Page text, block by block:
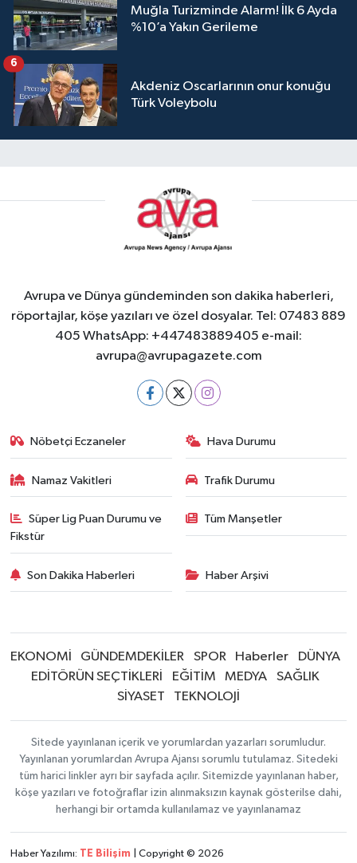
Muğla Turizminde Alarm! İlk 6 Ayda
%10’a Yakın Gerileme
Akdeniz Oscarlarının onur konuğu
Türk Voleybolu
6
Avrupa ve Dünya gündeminden son dakika haberleri,
röportajlar, köşe yazıları ve özel dosyalar. Tel: 07483 889
405 WhatsApp: +447483889405 e-mail:
avrupa@avrupagazete.com
Nöbetçi Eczaneler Hava Durumu
Namaz Vakitleri Trafik Durumu
Süper Lig Puan Durumu ve
Fikstür
Tüm Manşetler
Son Dakika Haberleri Haber Arşivi
EKONOMİ GÜNDEMDEKİLER SPOR Haberler
DÜNYA
EDİTÖRÜN SEÇTİKLERİ
EĞİTİM MEDYA
SAĞLIK
SİYASET
TEKNOLOJİ
Sitede yayınlanan içerik ve yorumlardan yazarları sorumludur.
Yayınlanan yorumlardan Avrupa Ajansı sorumlu tutulamaz. Sitedeki
tüm harici linkler ayrı bir sayfada açılır. Sitemizde yayınlanan haber,
köşe yazıları ve fotoğraflar izin alınmaksızın kaynak gösterilse dahi,
herhangi bir ortamda kullanılamaz ve yayınlanamaz
Haber Yazılımı: TE Bilişim | Copyright © 2026